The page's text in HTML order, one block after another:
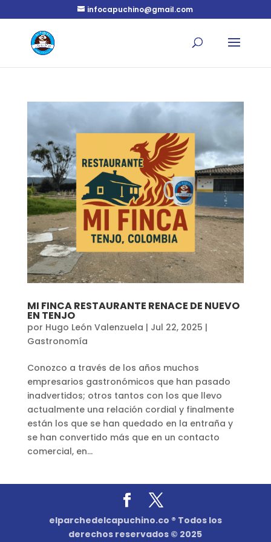
infocapuchino@gmail.com
MI FINCA RESTAURANTE RENACE DE NUEVO
EN TENJO
por Hugo León Valenzuela | Jul 22, 2025 |
Gastronomía
Conozco a través de los años muchos
empresarios gastronómicos que han pasado
inadvertidos; otros tantos con los que llevo
actualmente una relación cordial y finalmente
están los que se han quedado en la entraña y
se han convertido más que en un contacto
comercial, en...
elparchedelcapuchino.co ® Todos los
derechos reservados © 2025